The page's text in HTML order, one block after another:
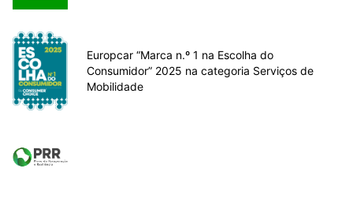
Europcar “Marca n.º 1 na Escolha do
Consumidor” 2025 na categoria Serviços de
Mobilidade